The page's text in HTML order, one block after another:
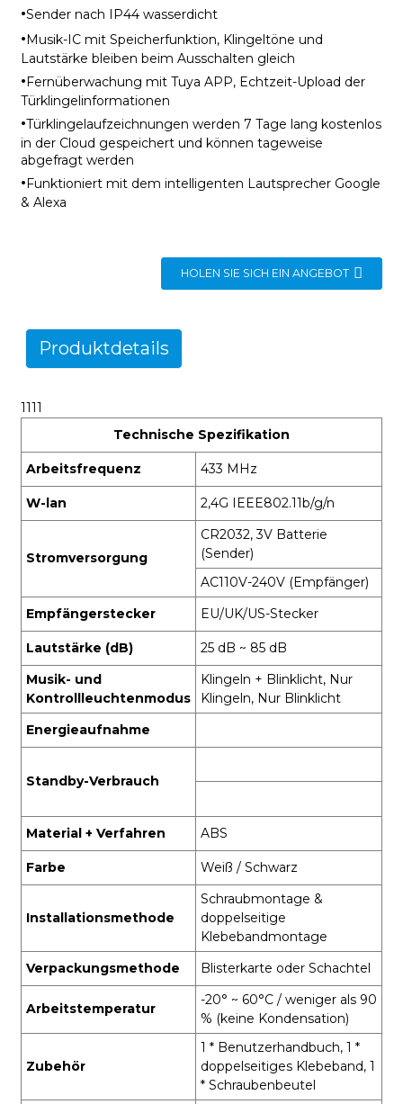
·Sender nach IP44 wasserdicht
·Musik-IC mit Speicherfunktion, Klingeltöne und
Lautstärke bleiben beim Ausschalten gleich
·Fernüberwachung mit Tuya APP, Echtzeit-Upload der
Türklingelinformationen
·Türklingelaufzeichnungen werden 7 Tage lang kostenlos
in der Cloud gespeichert und können tageweise
abgefragt werden
·Funktioniert mit dem intelligenten Lautsprecher Google
& Alexa
HOLEN SIE SICH EIN ANGEBOT
Produktdetails
1111
Technische Spezifikation
Arbeitsfrequenz 433 MHz
W-lan 2,4G IEEE802.11b/g/n
Stromversorgung
CR2032, 3V Batterie
(Sender)
AC110V-240V (Empfänger)
Empfängerstecker
EU/UK/US-Stecker
Lautstärke (dB)
25 dB ~ 85 dB
Musik- und
Kontrollleuchtenmodus
Klingeln + Blinklicht, Nur
Klingeln, Nur Blinklicht
Energieaufnahme
Standby-Verbrauch
Material + Verfahren ABS
Farbe Weiß / Schwarz
Installationsmethode
Schraubmontage &
doppelseitige
Klebebandmontage
Verpackungsmethode
Blisterkarte oder Schachtel
Arbeitstemperatur
-20° ~ 60°C / weniger als 90
% (keine Kondensation)
Zubehör
1 * Benutzerhandbuch, 1 *
doppelseitiges Klebeband, 1
* Schraubenbeutel